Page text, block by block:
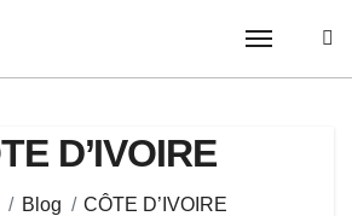
D’IVOIRE
Blog CÔTE D’IVOIRE